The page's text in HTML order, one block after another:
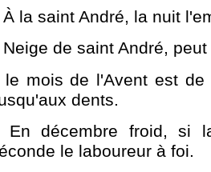
À la saint André, la nuit
Neige de saint André,
le mois de l'Avent est
dents.
En décembre froid, si
le laboureur à foi.